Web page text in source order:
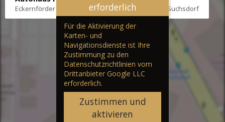
Eckernförder Str. /Klausbrooker Weg 1, 24107 Kiel-Suchsdorf
erforderlich
Für die Aktivierung der
Karten- und
Navigationsdienste ist Ihre
Zustimmung zu den
Datenschutzrichtlinien vom
Drittanbieter Google LLC
erforderlich.
Zustimmen und
aktivieren